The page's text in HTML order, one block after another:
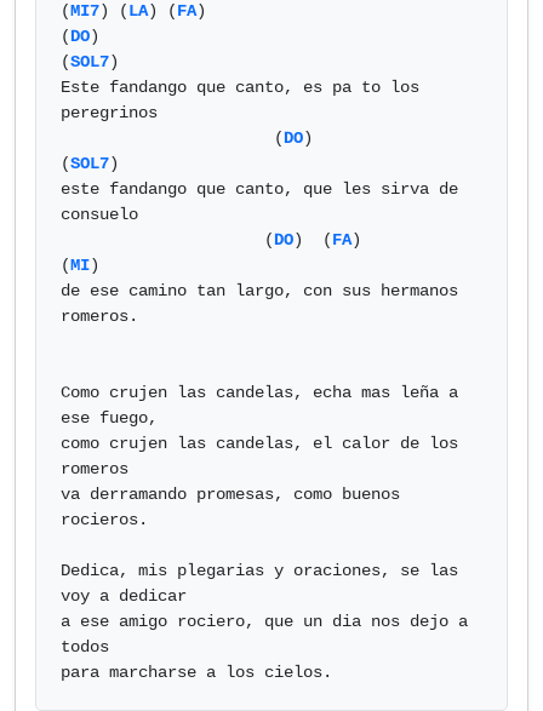
(MI7) (LA) (FA)
(DO)
(SOL7)
Este fandango que canto, es pa to los
peregrinos
                      (
DO)
(SOL7)
este fandango que canto, que les sirva de
consuelo
                     (
DO)  (FA)
(MI)
de ese camino tan largo, con sus hermanos
romeros.
Como crujen las candelas, echa mas leña a
ese fuego,
como crujen las candelas, el calor de los
romeros
va derramando promesas, como buenos
rocieros.
Dedica, mis plegarias y oraciones, se las
voy a dedicar
a ese amigo rociero, que un dia nos dejo a
todos
para marcharse a los cielos.